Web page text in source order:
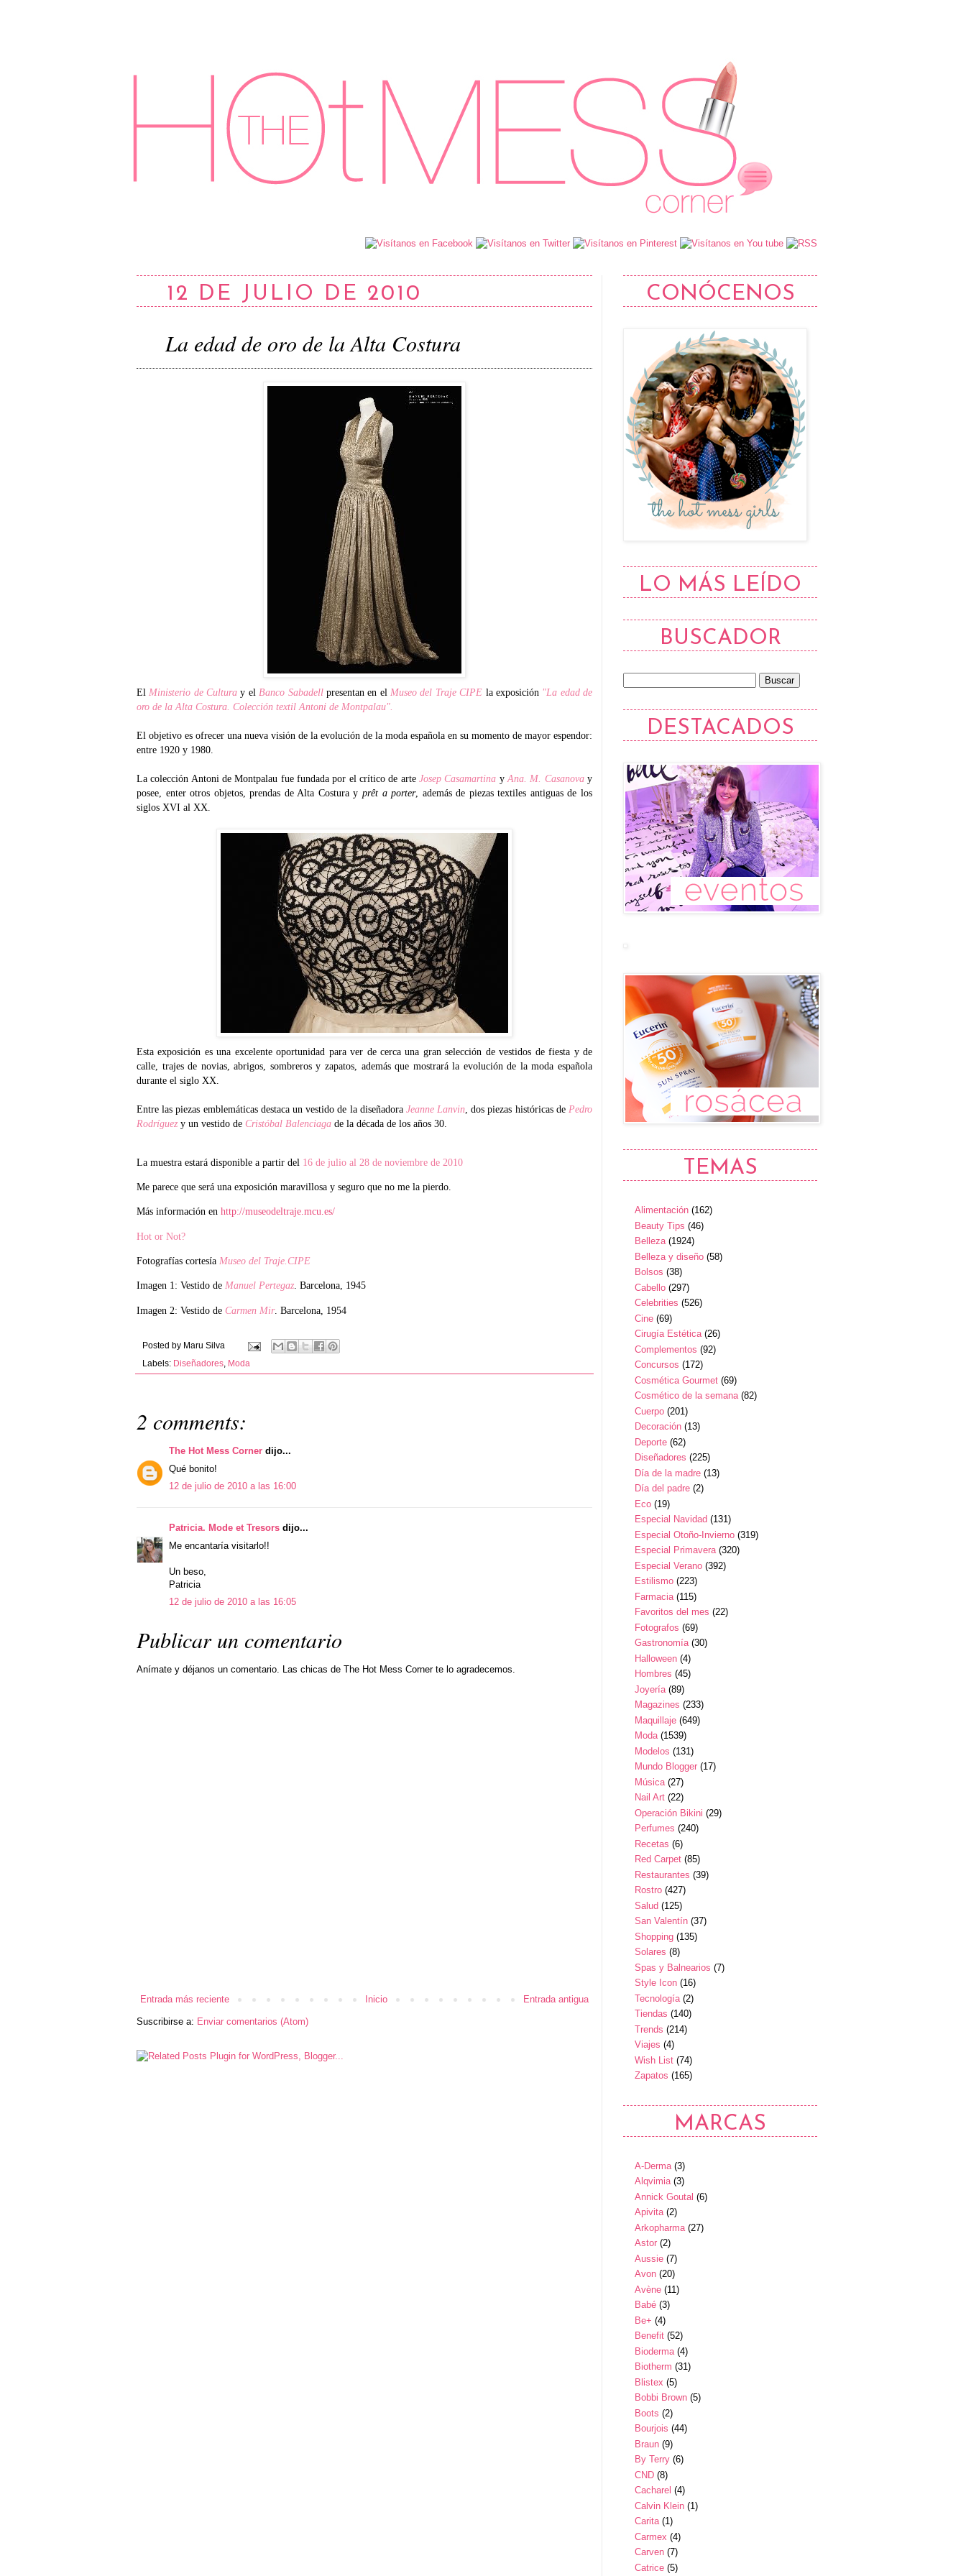
12 DE JULIO DE 2010
La edad de oro de la Alta Costura
El Ministerio de Cultura y el Banco Sabadellpresentan en el Museo del Traje CIPE la exposición "La edad de
oro de la Alta Costura. Colección textil Antoni de Montpalau".
El objetivo es ofrecer una nueva visión de la evolución de la moda española en su momento de mayor espendor:
entre 1920 y 1980.
La colección Antoni de Montpalau fue fundada por el crítico de arte Josep Casamartina yAna. M. Casanovay
posee, enter otros objetos, prendas de Alta Costura y prêt a porter, además de piezas textiles antiguas de los
siglos XVI al XX.
Esta exposición es una excelente oportunidad para ver de cerca una gran selección de vestidos de fiesta y de
calle, trajes de novias, abrigos, sombreros y zapatos, además que mostrará la evolución de la moda española
durante el siglo XX.
Entre las piezas emblemáticas destaca un vestido de la diseñadora Jeanne Lanvin , dos piezas históricas de Pedro
Rodríguez y un vestido de Cristóbal Balenciaga de la década de los años 30.
La muestra estará disponible a partir del 16 de julio al 28 de noviembre de 2010
Me parece que será una exposición maravillosa y seguro que no me la pierdo.
Más información en http://museodeltraje.mcu.es/
Hot or Not?
Fotografías cortesía Museo del Traje.CIPE
Imagen 1: Vestido de Manuel Pertegaz. Barcelona, 1945
Imagen 2: Vestido de Carmen Mir. Barcelona, 1954
Posted by Maru Silva
Labels: Diseñadores Moda
2 comments:
The Hot Mess Corner dijo...
Qué bonito!
12 de julio de 2010 a las 16:00
Patricia. Mode et Tresors dijo...
Me encantaría visitarlo!!
Un beso,
Patricia
12 de julio de 2010 a las 16:05
Publicar un comentario
Anímate y déjanos un comentario. Las chicas de The Hot Mess Corner te lo agradecemos.
Entrada más reciente Entrada antigua
Inicio
Suscribirse a: Enviar comentarios (Atom)
CONÓCENOS
LO MÁS LEÍDO
BUSCADOR
DESTACADOS
TEMAS
Alimentación (162)
Beauty Tips (46)
Belleza (1924)
Belleza y diseño (58)
Bolsos (38)
Cabello (297)
Celebrities (526)
Cine (69)
Cirugía Estética (26)
Complementos (92)
Concursos (172)
Cosmética Gourmet (69)
Cosmético de la semana (82)
Cuerpo (201)
Decoración (13)
Deporte (62)
Diseñadores (225)
Día de la madre (13)
Día del padre (2)
Eco (19)
Especial Navidad (131)
Especial Otoño-Invierno (319)
Especial Primavera (320)
Especial Verano (392)
Estilismo (223)
Farmacia (115)
Favoritos del mes (22)
Fotografos (69)
Gastronomía (30)
Halloween (4)
Hombres (45)
Joyería (89)
Magazines (233)
Maquillaje (649)
Moda (1539)
Modelos (131)
Mundo Blogger (17)
Música (27)
Nail Art (22)
Operación Bikini (29)
Perfumes (240)
Recetas (6)
Red Carpet (85)
Restaurantes (39)
Rostro (427)
Salud (125)
San Valentín (37)
Shopping (135)
Solares (8)
Spas y Balnearios (7)
Style Icon (16)
Tecnología (2)
Tiendas (140)
Trends (214)
Viajes (4)
Wish List (74)
Zapatos (165)
MARCAS
A-Derma (3)
Alqvimia (3)
Annick Goutal (6)
Apivita (2)
Arkopharma (27)
Astor (2)
Aussie (7)
Avon (20)
Avène (11)
Babé (3)
Be+ (4)
Benefit (52)
Bioderma (4)
Biotherm (31)
Blistex (5)
Bobbi Brown (5)
Boots (2)
Bourjois (44)
Braun (9)
By Terry (6)
CND (8)
Cacharel (4)
Calvin Klein (1)
Carita (1)
Carmex (4)
Carven (7)
Catrice (5)